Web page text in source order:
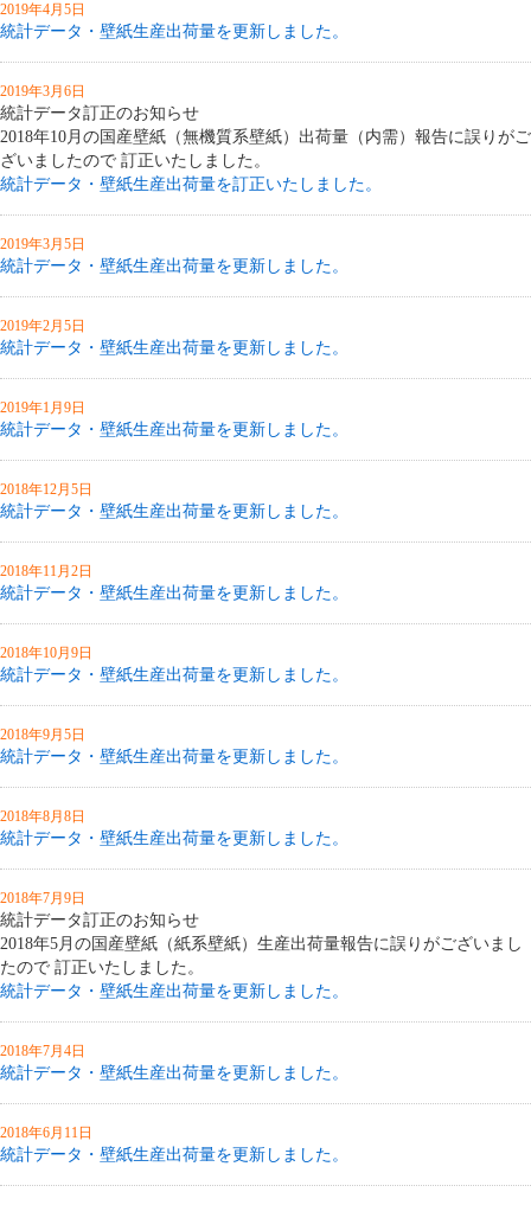
2019年4月5日
統計データ・壁紙生産出荷量を更新しました。
2019年3月6日
統計データ訂正のお知らせ
2018年10月の国産壁紙（無機質系壁紙）出荷量（内需）報告に誤りがご
ざいましたので 訂正いたしました。
統計データ・壁紙生産出荷量を訂正いたしました。
2019年3月5日
統計データ・壁紙生産出荷量を更新しました。
2019年2月5日
統計データ・壁紙生産出荷量を更新しました。
2019年1月9日
統計データ・壁紙生産出荷量を更新しました。
2018年12月5日
統計データ・壁紙生産出荷量を更新しました。
2018年11月2日
統計データ・壁紙生産出荷量を更新しました。
2018年10月9日
統計データ・壁紙生産出荷量を更新しました。
2018年9月5日
統計データ・壁紙生産出荷量を更新しました。
2018年8月8日
統計データ・壁紙生産出荷量を更新しました。
2018年7月9日
統計データ訂正のお知らせ
2018年5月の国産壁紙（紙系壁紙）生産出荷量報告に誤りがございまし
たので 訂正いたしました。
統計データ・壁紙生産出荷量を更新しました。
2018年7月4日
統計データ・壁紙生産出荷量を更新しました。
2018年6月11日
統計データ・壁紙生産出荷量を更新しました。